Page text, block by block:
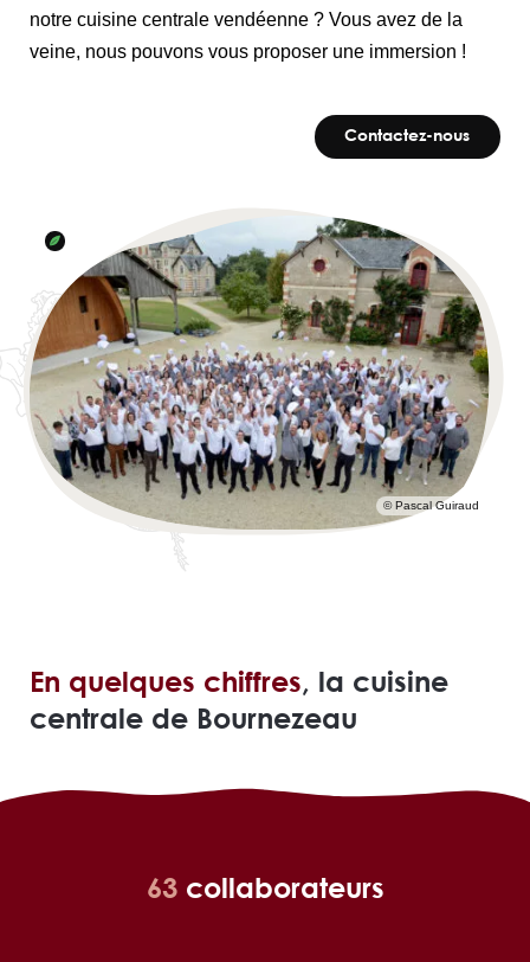
notre cuisine centrale vendéenne ? Vous avez de la
veine, nous pouvons vous proposer une immersion !
Contactez-nous
© Pascal Guiraud
En quelques chiffres, la cuisine
centrale de Bournezeau
63collaborateurs